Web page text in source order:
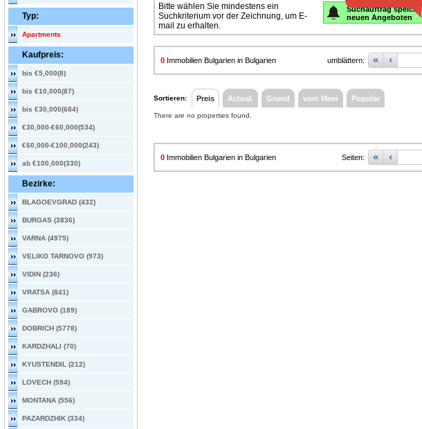
Typ:
Apartments
Kaufpreis:
bis €5,000(8)
bis €10,000(87)
bis €30,000(684)
€30,000-€60,000(534)
€60,000-€100,000(243)
ab €100,000(330)
Bezirke:
BLAGOEVGRAD (432)
BURGAS (3836)
VARNA (4975)
VELIKO TARNOVO (973)
VIDIN (236)
VRATSA (841)
GABROVO (189)
DOBRICH (5778)
KARDZHALI (70)
KYUSTENDIL (212)
LOVECH (594)
MONTANA (556)
PAZARDZHIK (334)
Bitte wählen Sie mindestens ein
Suchkriterium vor der Zeichnung, um E-
mail zu erhalten.
Suchauftrag
neuen Angeboten
0 Immobilien Bulgarien in Bulgarien umblättern: « ‹
Sortieren: Preis Actual. Grund vom Meer Popular
There are no properties found.
0 Immobilien Bulgarien in Bulgarien Seiten: « ‹